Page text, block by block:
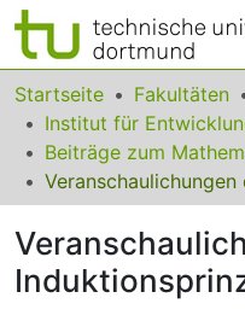
Bereiche & Sammlungen
Das gesamte
Statistiken
FAQ
Leitlinien
Startseite Fakultäten